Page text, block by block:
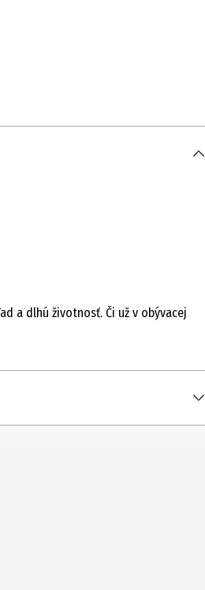
a dlhú životnosť. Či už v obývacej